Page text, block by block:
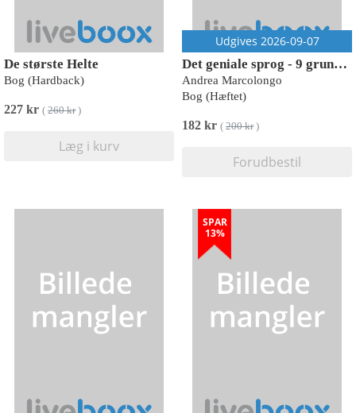
De største Helte
Bog (Hardback)
227 kr ( 260 kr)
Læg i kurv
Udgives 2026-09-07
Det geniale sprog - 9 grunde til at elske oldgræsk
Andrea Marcolongo
Bog (Hæftet)
182 kr ( 200 kr)
Forudbestil
SPAR
13%